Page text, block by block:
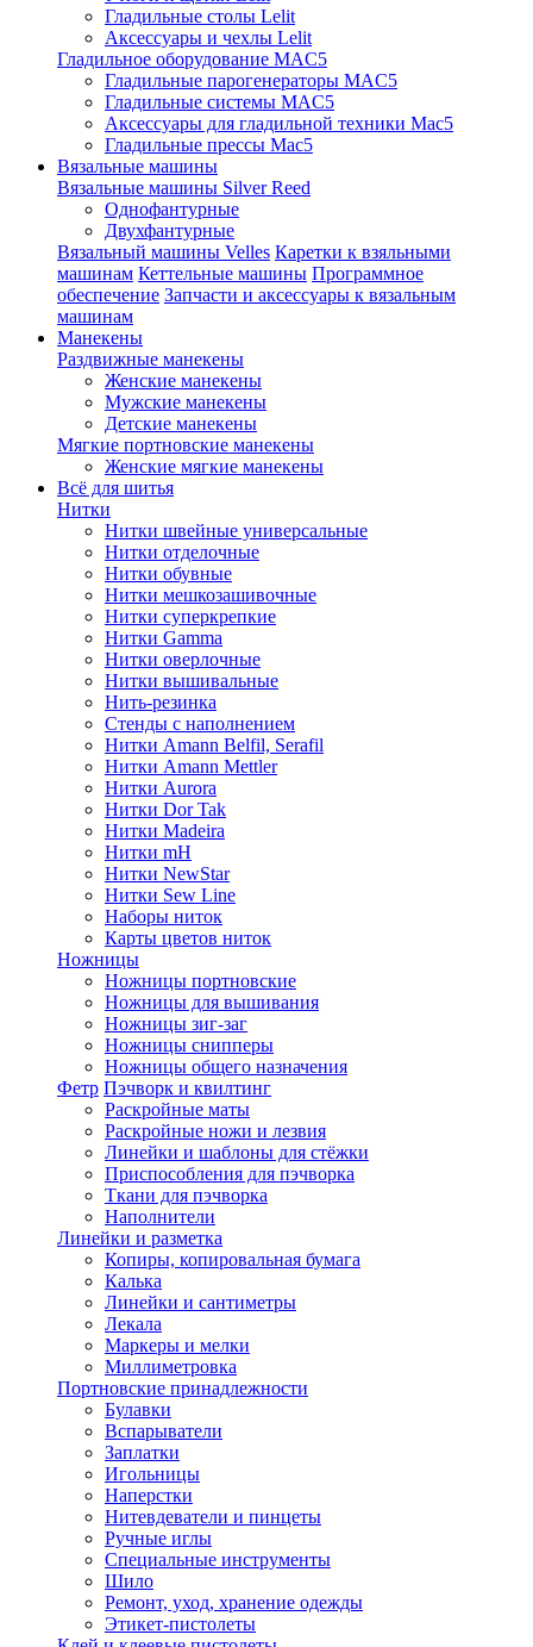
Гладильные столы Lelit
Аксессуары и чехлы Lelit
Гладильное оборудование MAC5
Гладильные парогенераторы MAC5
Гладильные системы MAC5
Аксессуары для гладильной техники Mac5
Гладильные прессы Mac5
Вязальные машины
Вязальные машины Silver Reed
Однофантурные
Двухфантурные
Вязальный машины Velles Каретки к взяльными
машинам Кеттельные машины Программное
обеспечение Запчасти и аксессуары к вязальным
машинам
Манекены
Раздвижные манекены
Женские манекены
Мужские манекены
Детские манекены
Мягкие портновские манекены
Женские мягкие манекены
Всё для шитья
Нитки
Нитки швейные универсальные
Нитки отделочные
Нитки обувные
Нитки мешкозашивочные
Нитки суперкрепкие
Нитки Gamma
Нитки оверлочные
Нитки вышивальные
Нить-резинка
Стенды с наполнением
Нитки Amann Belfil, Serafil
Нитки Amann Mettler
Нитки Aurora
Нитки Dor Tak
Нитки Madeira
Нитки mH
Нитки NewStar
Нитки Sew Line
Наборы ниток
Карты цветов ниток
Ножницы
Ножницы портновские
Ножницы для вышивания
Ножницы зиг-заг
Ножницы снипперы
Ножницы общего назначения
Фетр Пэчворк и квилтинг
Раскройные маты
Раскройные ножи и лезвия
Линейки и шаблоны для стёжки
Приспособления для пэчворка
Ткани для пэчворка
Наполнители
Линейки и разметка
Копиры, копировальная бумага
Калька
Линейки и сантиметры
Лекала
Маркеры и мелки
Миллиметровка
Портновские принадлежности
Булавки
Вспарыватели
Заплатки
Игольницы
Наперстки
Нитевдеватели и пинцеты
Ручные иглы
Специальные инструменты
Шило
Ремонт, уход, хранение одежды
Этикет-пистолеты